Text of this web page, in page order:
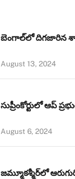
బెంగాల్‌లో దిగజారిన
August 13, 2024
సుప్రీంకోర్టులో ఆప్
August 6, 2024
జమ్మూకశ్మీర్‌లో